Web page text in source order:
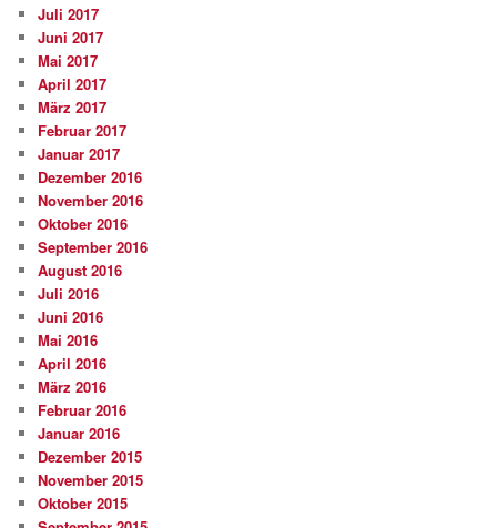
Juli 2017
Juni 2017
Mai 2017
April 2017
März 2017
Februar 2017
Januar 2017
Dezember 2016
November 2016
Oktober 2016
September 2016
August 2016
Juli 2016
Juni 2016
Mai 2016
April 2016
März 2016
Februar 2016
Januar 2016
Dezember 2015
November 2015
Oktober 2015